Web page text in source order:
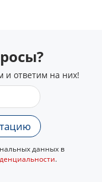
и ответим на них!
данных в
.